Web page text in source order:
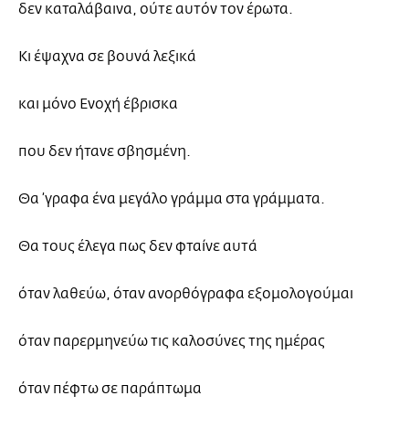
δεν καταλάβαινα, ούτε αυτόν τον έρωτα.
Κι έψαχνα σε βουνά λεξικά
και μόνο Ενοχή έβρισκα
που δεν ήτανε σβησμένη.
Θα ’γραφα ένα μεγάλο γράμμα στα γράμματα.
Θα τους έλεγα πως δεν φταίνε αυτά
όταν λαθεύω, όταν ανορθόγραφα εξομολογούμαι
όταν παρερμηνεύω τις καλοσύνες της ημέρας
όταν πέφτω σε παράπτωμα